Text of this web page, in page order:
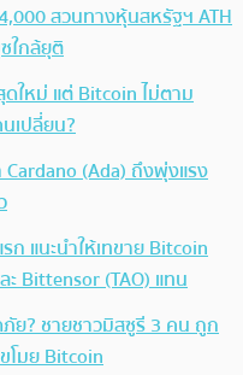
สวนทางหุ้นสหรัฐฯ ATH
ใกล้ยุติ
ใหม่ แต่ Bitcoin ไม่ตาม
เปลี่ยน?
(Ada) ถึงพุ่งแรง
แนะนำให้เทขาย Bitcoin
ะ Bittensor (TAO) แทน
ย? ชายชาวมิสซูรี 3 คน ถูก
มย Bitcoin